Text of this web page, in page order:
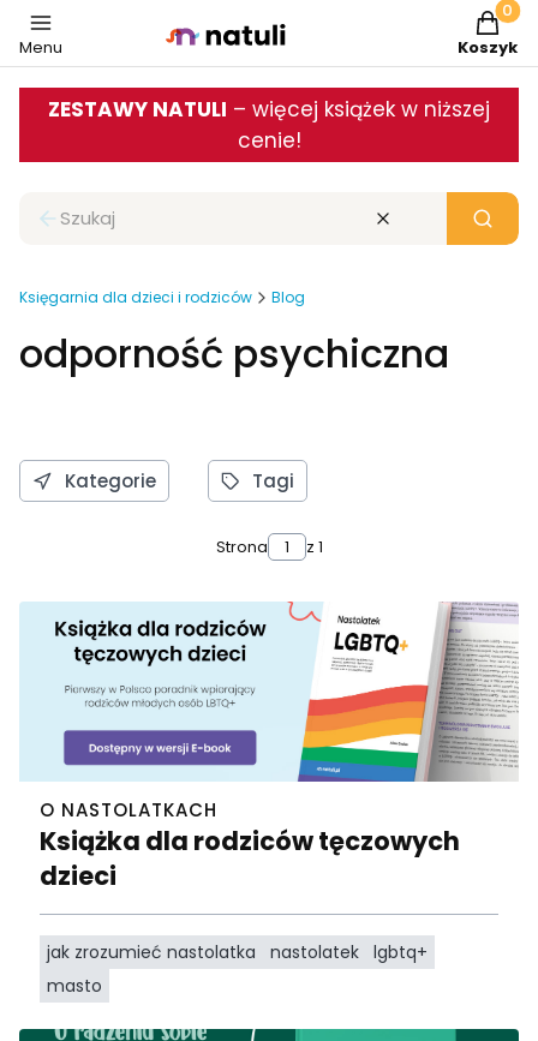
Menu Koszyk
ZESTAWY NATULI – więcej książek w niższej
cenie!
Zamknij wyszukiwarkę Wyczyść Szukaj
Księgarnia dla dzieci i rodziców Blog
odporność psychiczna
Kategorie Tagi
Strona z 1
O NASTOLATKACH
Książka dla rodziców tęczowych
dzieci
jak zrozumieć nastolatka nastolatek lgbtq+
masto